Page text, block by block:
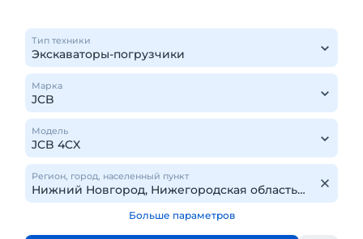
Тип техники
Марка
Модель
Регион, город, населенный пункт
Больше параметров